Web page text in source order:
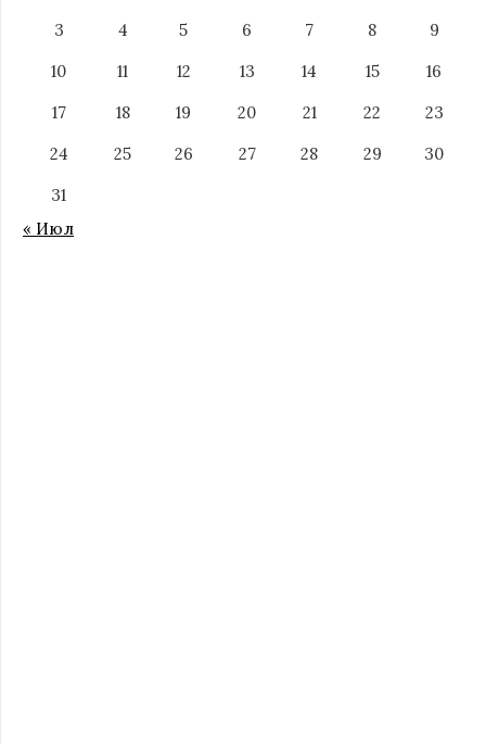
3
4 5 6 7 8
9
10
11 12 13 14 15
16
17
18 19 20 21 22
23
24
25 26 27 28 29
30
31
« Июл